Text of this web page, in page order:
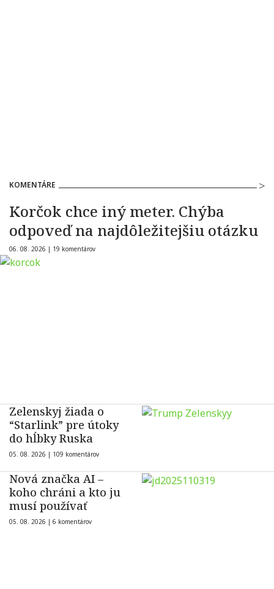
KOMENTÁRE
Korčok chce iný meter. Chýba
odpoveď na najdôležitejšiu otázku
06. 08. 2026 | 19 komentárov
Zelenskyj žiada o
“Starlink” pre útoky
do hĺbky Ruska
05. 08. 2026 | 109 komentárov
Nová značka AI –
koho chráni a kto ju
musí používať
05. 08. 2026 | 6 komentárov